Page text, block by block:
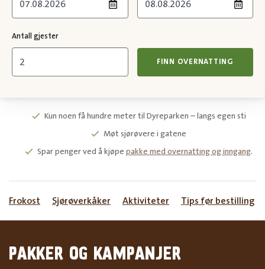
Antall gjester
FINN OVERNATTING
Kun noen få hundre meter til Dyreparken – langs egen sti
Møt sjørøvere i gatene
Spar penger ved å kjøpe pakke med overnatting og inngang.
Frokost Sjørøverkåker Aktiviteter Tips før bestilling
PAKKER OG KAMPANJER